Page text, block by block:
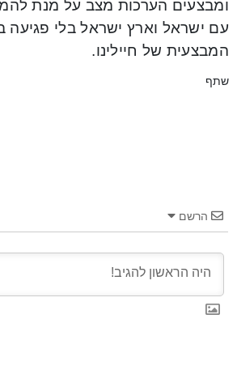
ומבצעים הערכות מצב על מנת
עם ישראל וארץ ישראל בלי פגיעה
המבצעית של חיילינו.
שתף
הרשם